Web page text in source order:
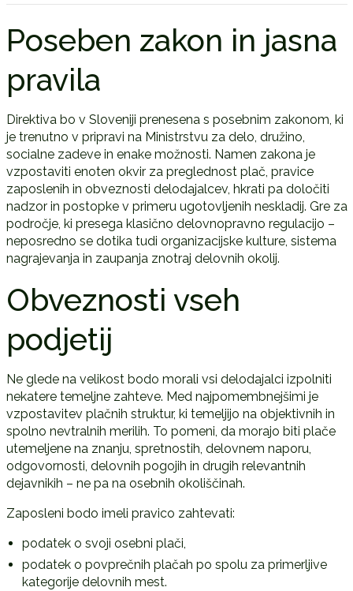
Poseben zakon in jasna
pravila
Direktiva bo v Sloveniji prenesena s posebnim zakonom, ki
je trenutno v pripravi na Ministrstvu za delo, družino,
socialne zadeve in enake možnosti. Namen zakona je
vzpostaviti enoten okvir za preglednost plač, pravice
zaposlenih in obveznosti delodajalcev, hkrati pa določiti
nadzor in postopke v primeru ugotovljenih neskladij. Gre za
področje, ki presega klasično delovnopravno regulacijo –
neposredno se dotika tudi organizacijske kulture, sistema
nagrajevanja in zaupanja znotraj delovnih okolij.
Obveznosti vseh
podjetij
Ne glede na velikost bodo morali vsi delodajalci izpolniti
nekatere temeljne zahteve. Med najpomembnejšimi je
vzpostavitev plačnih struktur, ki temeljijo na objektivnih in
spolno nevtralnih merilih. To pomeni, da morajo biti plače
utemeljene na znanju, spretnostih, delovnem naporu,
odgovornosti, delovnih pogojih in drugih relevantnih
dejavnikih – ne pa na osebnih okoliščinah.
Zaposleni bodo imeli pravico zahtevati:
podatek o svoji osebni plači,
podatek o povprečnih plačah po spolu za primerljive
kategorije delovnih mest.